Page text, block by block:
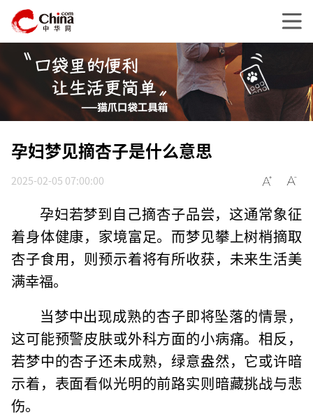
孕妇梦见摘杏子是什么意思
2025-02-05 07:00:00
孕妇若梦到自己摘杏子品尝，这通常象征
着身体健康，家境富足。而梦见攀上树梢摘取
杏子食用，则预示着将有所收获，未来生活美
满幸福。
当梦中出现成熟的杏子即将坠落的情景，
这可能预警皮肤或外科方面的小病痛。相反，
若梦中的杏子还未成熟，绿意盎然，它或许暗
示着，表面看似光明的前路实则暗藏挑战与悲
伤。